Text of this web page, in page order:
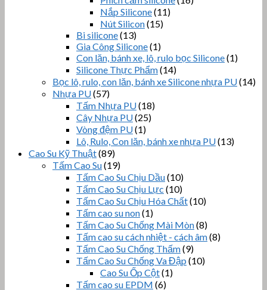
Nắp Silicone(11)
Nút Silicon(15)
Bi silicone(13)
Gia Công Silicone(1)
Con lăn, bánh xe, lô, rulo bọc Silicone(1)
Silicone Thực Phẩm(14)
Bọc lô, rulo, con lăn, bánh xe Silicone nhựa PU(14)
Nhựa PU(57)
Tấm Nhựa PU(18)
Cây Nhựa PU(25)
Vòng đệm PU(1)
Lô, Rulo, Con lăn, bánh xe nhựa PU(13)
Cao Su Kỹ Thuật(89)
Tấm Cao Su(19)
Tấm Cao Su Chịu Dầu(10)
Tấm Cao Su Chịu Lực (10)
Tấm Cao Su Chịu Hóa Chất(10)
Tấm cao su non(1)
Tấm Cao Su Chống Mài Mòn(8)
Tấm cao su cách nhiệt - cách âm(8)
Tấm Cao Su Chống Thấm(9)
Tấm Cao Su Chống Va Đập (10)
Cao Su Ốp Cột(1)
Tấm cao su EPDM (6)